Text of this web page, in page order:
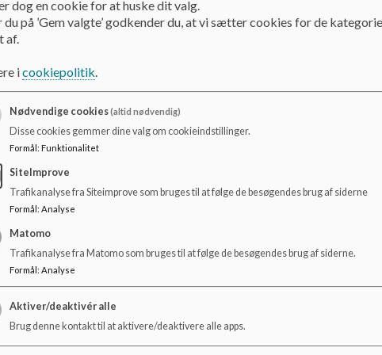
dog en cookie for at huske dit valg.
på ’Gem valgte’ godkender du, at vi sætter cookies for de
af.
icookiepolitik.
Nødvendige cookies(altid nødvendig)
Disse cookies gemmer dine valg om cookieindstillinger.
Formål : Funktionalitet
SiteImprove
Trafikanalyse fra Siteimprove som bruges til at følge de besøgendes brug af siderne
Formål : Analyse
Matomo
Trafikanalyse fra Matomo som bruges til at følge de besøgendes brug af siderne.
Formål: Analyse
Aktiver/deaktivér alle
Brug denne kontakt til at aktivere/deaktivere alle apps.